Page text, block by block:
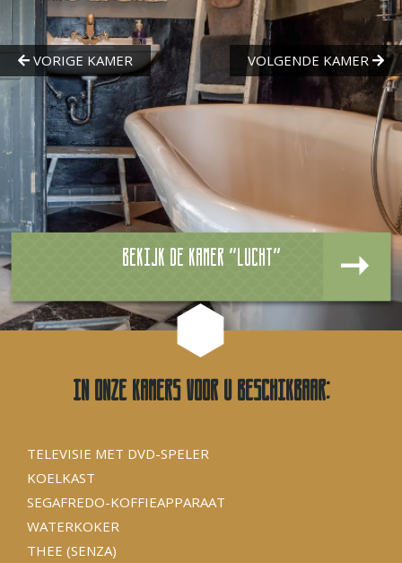
Bekijk de kamer "Lucht"
In onze kamers voor u beschikbaar:
TELEVISIE MET DVD-SPELER
KOELKAST
SEGAFREDO-KOFFIEAPPARAAT
WATERKOKER
THEE (SENZA)